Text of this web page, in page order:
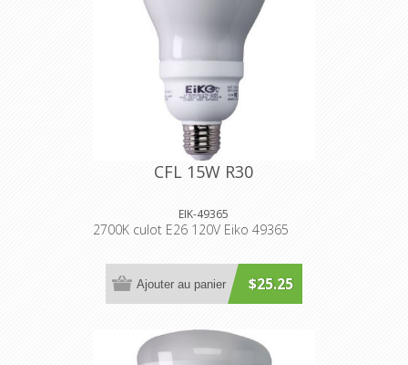
CFL 15W R30
EIK-49365
2700K culot E26 120V Eiko 49365
$25.25
Ajouter au panier